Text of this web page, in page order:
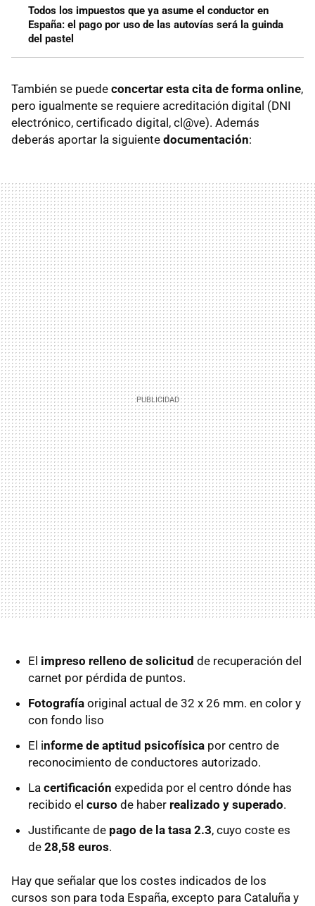
Todos los impuestos que ya asume el conductor en
España: el pago por uso de las autovías será la guinda
del pastel
También se puede concertar esta cita de forma online,
pero igualmente se requiere acreditación digital (DNI
electrónico, certificado digital, cl@ve). Además
deberás aportar la siguiente documentación:
El impreso relleno de solicitud de recuperación del
carnet por pérdida de puntos.
Fotografía original actual de 32 x 26 mm. en color y
con fondo liso
El informe de aptitud psicofísica por centro de
reconocimiento de conductores autorizado.
La certificación expedida por el centro dónde has
recibido el curso de haber realizado y superado.
Justificante de pago de la tasa 2.3, cuyo coste es
de 28,58 euros.
Hay que señalar que los costes indicados de los
cursos son para toda España, excepto para Cataluña y